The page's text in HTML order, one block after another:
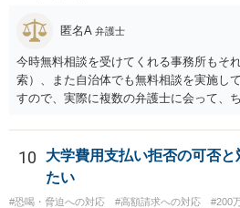
からスタートすることになるでしょう。
ことの立証は簡単ではありません。 刑事
返金交渉で有利になる可能性があります
に難しいところがあります。 こちらにつ
署に被害相談をするようにしてください
良いかと思います。
匿名A 弁護士
今時無料相談を受けてくれる事務所もそ
索）、また自治体でも無料相談を実施し
すので、実際に複数の弁護士に会って、
はそもそも事案を把握できていないよう
いては弁護士として能力不足なのかもし
良いと思います。ただ、仮想通貨詐欺の
かもしれません。
10
大学費用支払い拒否の可否と
たい
#恐喝・脅迫への対応 #高額請求への対応
#200